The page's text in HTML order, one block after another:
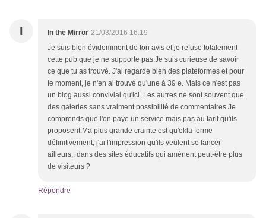
I In the Mirror 21/03/2016 16:19
Je suis bien évidemment de ton avis et je refuse totalement
cette pub que je ne supporte pas.Je suis curieuse de savoir
ce que tu as trouvé. J'ai regardé bien des plateformes et pour
le moment, je n'en ai trouvé qu'une à 39 e. Mais ce n'est pas
un blog aussi convivial qu'ici. Les autres ne sont souvent que
des galeries sans vraiment possibilité de commentaires.Je
comprends que l'on paye un service mais pas au tarif qu'ils
proposent.Ma plus grande crainte est qu'ekla ferme
définitivement, j'ai l'impression qu'ils veulent se lancer
ailleurs,. dans des sites éducatifs qui amènent peut-être plus
de visiteurs ?
Répondre